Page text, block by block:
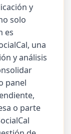
y
solo
es
una
y análisis
panel
o parte